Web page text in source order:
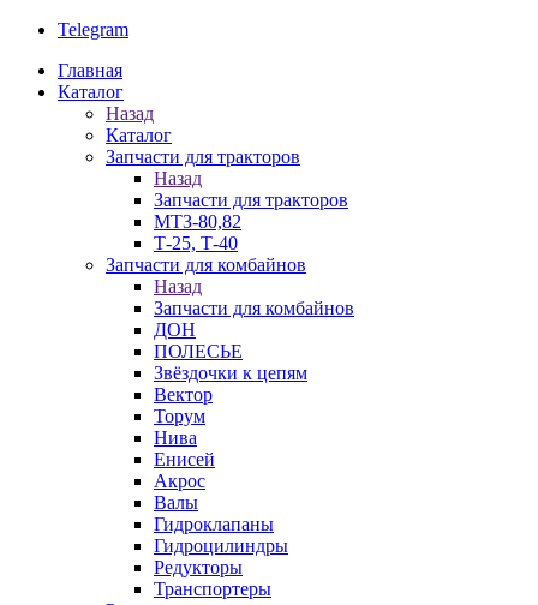
Telegram
Главная
Каталог
Назад
Каталог
Запчасти для тракторов
Назад
Запчасти для тракторов
МТЗ-80,82
Т-25, Т-40
Запчасти для комбайнов
Назад
Запчасти для комбайнов
ДОН
ПОЛЕСЬЕ
Звёздочки к цепям
Вектор
Торум
Нива
Енисей
Акрос
Валы
Гидроклапаны
Гидроцилиндры
Редукторы
Транспортеры